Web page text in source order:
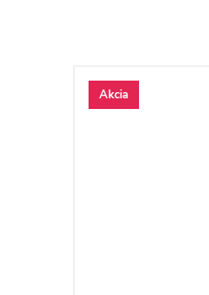
Akcia